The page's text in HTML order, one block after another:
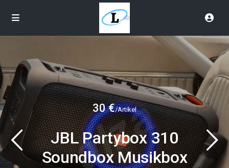
30 €/Artikel
JBL Partybox 310
Soundbox Musikbox